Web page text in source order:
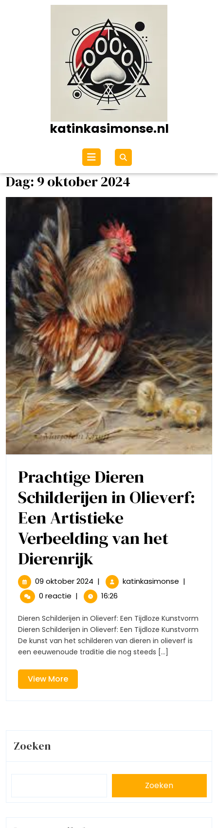
katinkasimonse.nl
Open
menu
Dag: 9 oktober 2024
Prachtige Dieren
Schilderijen in Olieverf:
Een Artistieke
Verbeelding van het
DierenrijkPrachtige
Dieren
Schilderijen
in
Olieverf:
Een
Verbeelding
Dierenrijk
09 oktober 2024 09
oktober
2024
| katinkasimonse Prachtige
Olieverf:
Een
Artistieke
|
0 reactie | 16:26
Dieren Schilderijen in Olieverf: Een Tijdloze Kunstvorm
Dieren Schilderijen in Olieverf: Een Tijdloze Kunstvorm
De kunst van het schilderen van dieren in olieverf is
een eeuwenoude traditie die nog steeds [...]
View MoreView
More
Zoeken
Zoeken